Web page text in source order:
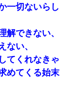
一切ないらし
解できない、
ない、
てくれなきゃ
めてくる始末